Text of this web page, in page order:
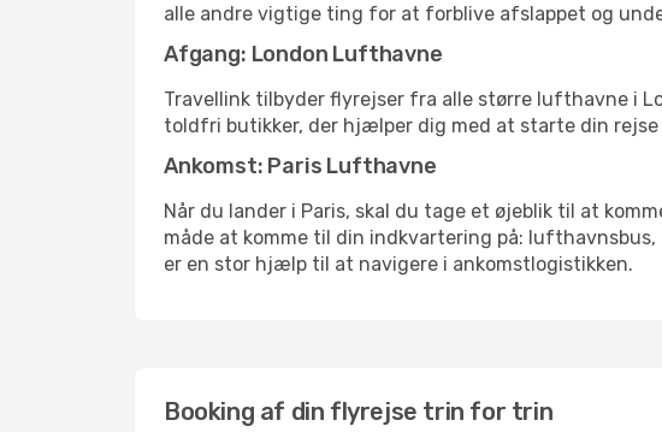
alle andre vigtige ting for at forblive afslappet og
Afgang: London Lufthavne
Travellink tilbyder flyrejser fra alle større lufthavne i
toldfri butikker, der hjælper dig med at starte din rejse
Ankomst: Paris Lufthavne
Når du lander i Paris, skal du tage et øjeblik til at
måde at komme til din indkvartering på:
er en stor hjælp til at navigere i ankomstlogistikken.
Booking af din flyrejse trin for trin